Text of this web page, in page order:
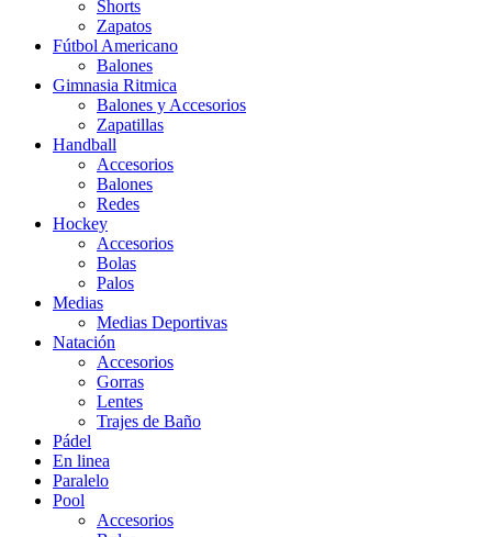
Shorts
Zapatos
Fútbol Americano
Balones
Gimnasia Ritmica
Balones y Accesorios
Zapatillas
Handball
Accesorios
Balones
Redes
Hockey
Accesorios
Bolas
Palos
Medias
Medias Deportivas
Natación
Accesorios
Gorras
Lentes
Trajes de Baño
Pádel
En linea
Paralelo
Pool
Accesorios